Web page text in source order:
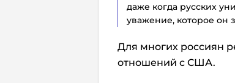
даже когда русских
уважение, которое он
Для многих россиян
отношений с США.